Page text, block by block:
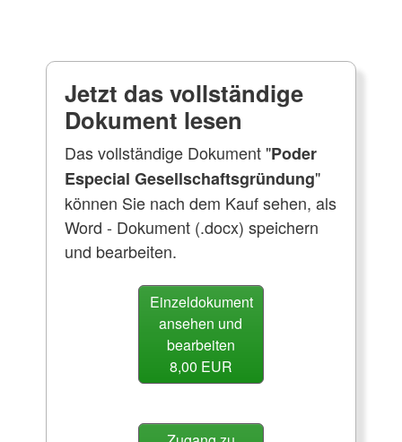
Jetzt das vollständige
Dokument lesen
Das vollständige Dokument "Poder
Especial Gesellschaftsgründung"
können Sie nach dem Kauf sehen, als
Word - Dokument (.docx) speichern
und bearbeiten.
Einzeldokument
ansehen und
bearbeiten
8,00 EUR